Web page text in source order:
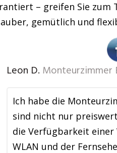
– greifen Sie
gemütlich und
Leon D. Monteurzimmer
Ich habe die
sind nicht nur
die Verfügbarkeit einer
WLAN und der